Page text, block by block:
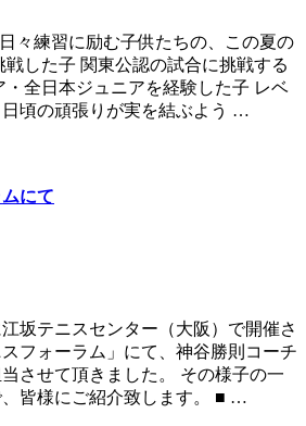
々練習に励む子供たちの、この夏の
した子 関東公認の試合に挑戦する
全日本ジュニアを経験した子 レベ
頃の頑張りが実を結ぶよう …
にて
坂テニスセンター（大阪）で開催さ
フォーラム」にて、神谷勝則コーチ
させて頂きました。 その様子の一
皆様にご紹介致します。 ■ …